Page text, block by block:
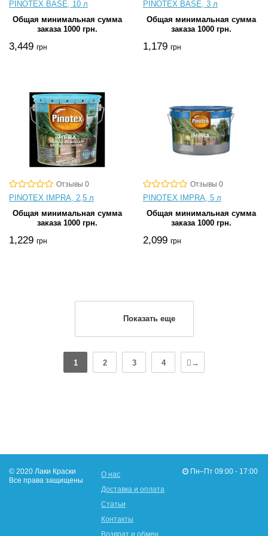
PINOTEX BASE, 10 л
Общая минимальная сумма
заказа 1000 грн.
3,449 грн
PINOTEX BASE, 3 л
Общая минимальная сумма
заказа 1000 грн.
1,179 грн
Отзывы 0
PINOTEX IMPRA, 2,5 л
Общая минимальная сумма
заказа 1000 грн.
1,229 грн
Отзывы 0
PINOTEX IMPRA, 5 л
Общая минимальная сумма
заказа 1000 грн.
2,099 грн
Показать еще
1 2 3 4 →
© 2020 Лаки Краски
Все права защищены
О нас
Доставка и оплата
Статьи
Контакты
Возврат и обмен
Пн–Пт 09:00 - 17:00